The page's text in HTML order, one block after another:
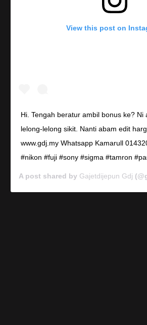
View this post on
Hi. Tengah beratur ambil bonus ke? Ni
lelong-lelong sikit. Nanti abam edit
www.gdj.my Whatsapp Kamarull
#nikon #fuji #sony #sigma #tamron
A post shared by Gajetdijepun Gdj